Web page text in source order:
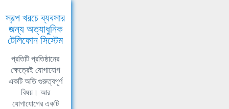
স্বল্প খরচে ব্যবসার
জন্য অত্যাধুনিক
টেলিফোন সিস্টেম
প্রতিটি প্রতিষ্ঠানের
ক্ষেত্রেই যোগাযোগ
একটি অতি গুরুত্বপূর্ণ
বিষয়। আর
যোগাযোগের একটি